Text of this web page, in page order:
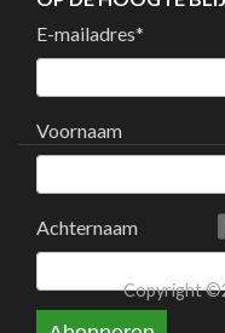
E-mailadres*
Voornaam
Achternaam
Copyright